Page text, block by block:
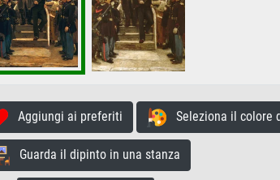
Aggiungi ai preferiti Seleziona il colore
Guarda il dipinto in una stanza